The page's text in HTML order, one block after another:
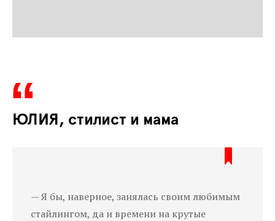
ЮЛИЯ, стилист и мама
— Я бы, наверное, занялась своим любимым
стайлингом, да и времени на крутые